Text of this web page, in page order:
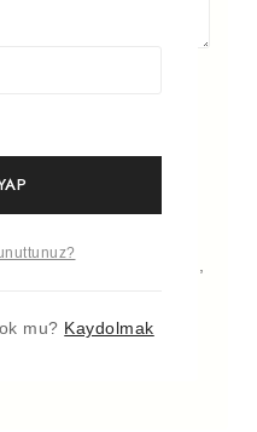
kullanılması için adım,
mu? Kaydolmak